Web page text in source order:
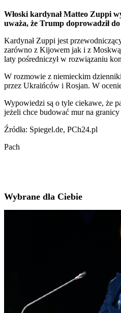
Włoski kardynał Matteo Zuppi
uważa, że Trump doprowadził
Kardynał Zuppi jest
zarówno z Kijowem jak i z
laty pośredniczył w rozwiązaniu
W rozmowie z niemieckim
przez Ukraińców i Rosjan. W
Wypowiedzi są o tyle ciekawe, że
jeżeli chce budować mur na
Źródła: Spiegel.de, PCh24.pl
Pach
Wybrane dla Ciebie